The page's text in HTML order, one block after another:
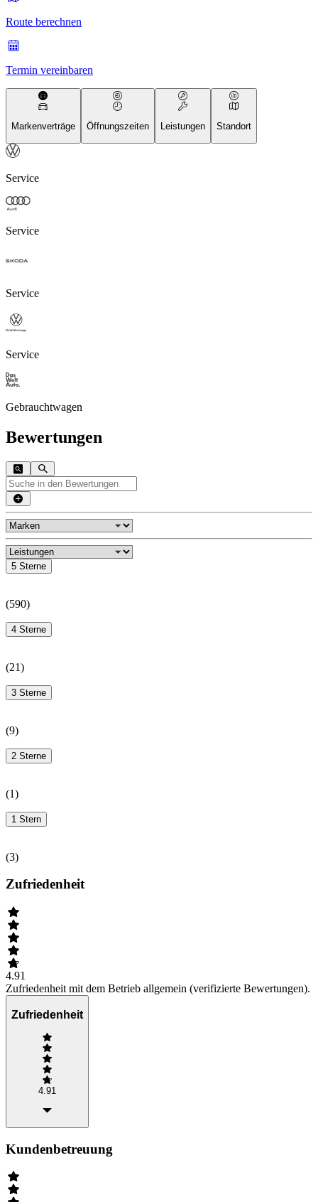
Route berechnen
Termin vereinbaren
Markenverträge Öffnungszeiten Leistungen Standort
Service
Service
Service
Service
Gebrauchtwagen
Bewertungen
5 Sterne
(590)
4 Sterne
(21)
3 Sterne
(9)
2 Sterne
(1)
1 Stern
(3)
Zufriedenheit
4.91
Zufriedenheit mit dem Betrieb allgemein (verifizierte Bewertungen).
Zufriedenheit
4.91
Kundenbetreuung